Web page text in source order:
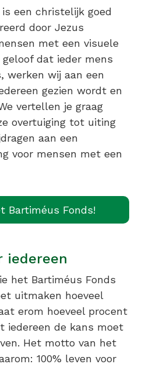
een christelijk goed
door Jezus
met een visuele
dat ieder mens
werken wij aan een
gezien wordt en
vertellen je graag
overtuiging tot uiting
aan een
voor mensen met een
Bartiméus Fonds!
iedereen
het Bartiméus Fonds
uitmaken hoeveel
erom hoeveel procent
iedereen de kans moet
Het motto van het
100% leven voor